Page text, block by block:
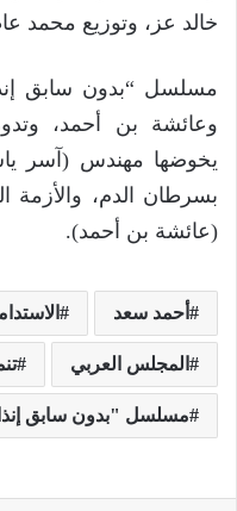
خالد عز، وتوزيع محمد
مسلسل “بدون سابق
وعائشة بن أحمد،
يخوضها مهندس (آسر
بسرطان الدم، والأزمة
(عائشة بن أحمد).
أحمد سعد
المجلس العربي
مسلسل "بدون سابق